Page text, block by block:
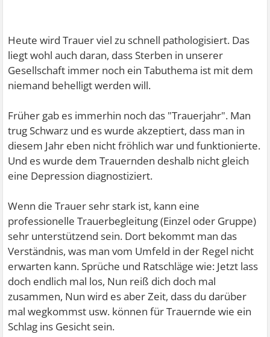
Heute wird Trauer viel zu schnell pathologisiert. Das
liegt wohl auch daran, dass Sterben in unserer
Gesellschaft immer noch ein Tabuthema ist mit dem
niemand behelligt werden will.
Früher gab es immerhin noch das "Trauerjahr". Man
trug Schwarz und es wurde akzeptiert, dass man in
diesem Jahr eben nicht fröhlich war und funktionierte.
Und es wurde dem Trauernden deshalb nicht gleich
eine Depression diagnostiziert.
Wenn die Trauer sehr stark ist, kann eine
professionelle Trauerbegleitung (Einzel oder Gruppe)
sehr unterstützend sein. Dort bekommt man das
Verständnis, was man vom Umfeld in der Regel nicht
erwarten kann. Sprüche und Ratschläge wie: Jetzt lass
doch endlich mal los, Nun reiß dich doch mal
zusammen, Nun wird es aber Zeit, dass du darüber
mal wegkommst usw. können für Trauernde wie ein
Schlag ins Gesicht sein.